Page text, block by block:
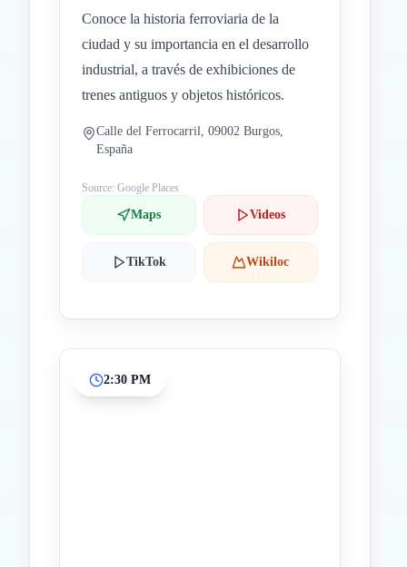
Conoce la historia ferroviaria de la
ciudad y su importancia en el desarrollo
industrial, a través de exhibiciones de
trenes antiguos y objetos históricos.
Calle del Ferrocarril, 09002 Burgos,
España
Source: Google Places
Maps Videos
TikTok Wikiloc
2:30 PM